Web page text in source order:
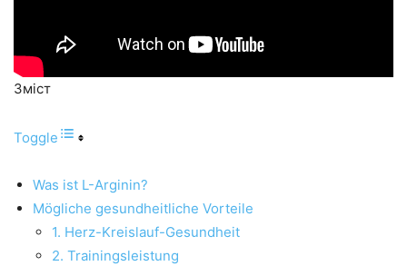
Зміст
Toggle
Was ist L-Arginin?
Mögliche gesundheitliche Vorteile
1. Herz-Kreislauf-Gesundheit
2. Trainingsleistung